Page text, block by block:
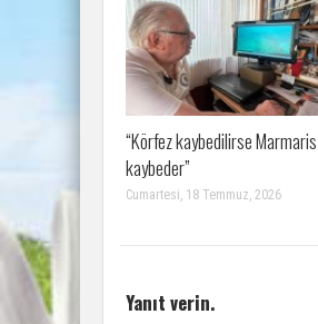
“Körfez kaybedilirse Marmaris
kaybeder”
Cumartesi, 18 Temmuz, 2026
Yanıt verin.